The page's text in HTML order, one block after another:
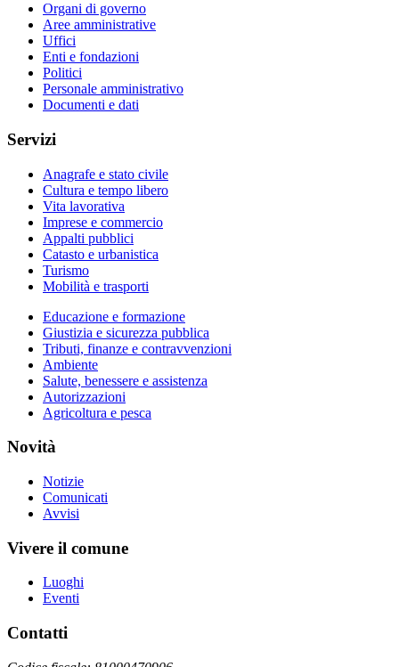
Organi di governo
Aree amministrative
Uffici
Enti e fondazioni
Politici
Personale amministrativo
Documenti e dati
Servizi
Anagrafe e stato civile
Cultura e tempo libero
Vita lavorativa
Imprese e commercio
Appalti pubblici
Catasto e urbanistica
Turismo
Mobilità e trasporti
Educazione e formazione
Giustizia e sicurezza pubblica
Tributi, finanze e contravvenzioni
Ambiente
Salute, benessere e assistenza
Autorizzazioni
Agricoltura e pesca
Novità
Notizie
Comunicati
Avvisi
Vivere il comune
Luoghi
Eventi
Contatti